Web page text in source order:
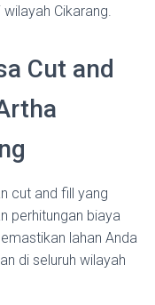
Cikarang.
Cut and
cut and fill yang
perhitungan biaya
lahan Anda
di seluruh wilayah